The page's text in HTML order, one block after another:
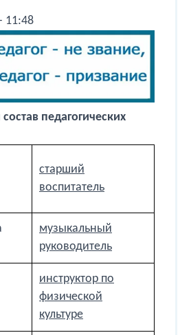
11:48
педагогических
старший
воспитатель
музыкальный
руководитель
инструктор по
физической
культуре